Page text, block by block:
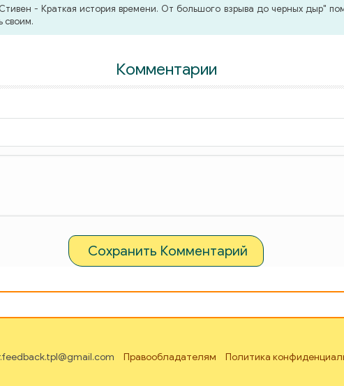
- Краткая история времени. От большого взрыва до черных дыр"
своим.
Комментарии
Сохранить Комментарий
Правообладателям Политика